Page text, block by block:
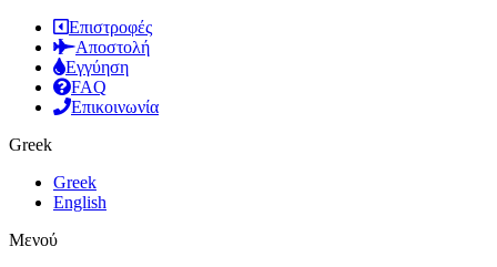
Επιστροφές
Αποστολή
Εγγύηση
FAQ
Επικοινωνία
Greek
Greek
English
Μενού